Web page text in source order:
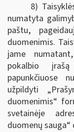
8)
numatyta
paštu,
duomenimis.
jame
pokalbio
papunkčiuose
užpildyti
duomenimis“
svetainėje
duomenų